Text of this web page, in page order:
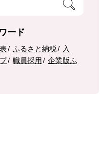
ード
ふるさと納税
入
職員採用
企業版ふ